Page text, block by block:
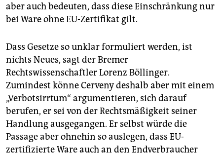
aber auch bedeuten, dass diese Einschränkung nur
bei Ware ohne EU-Zertifikat gilt.
Dass Gesetze so unklar formuliert werden, ist
nichts Neues, sagt der Bremer
Rechtswissenschaftler Lorenz Böllinger.
Zumindest könne Cerveny deshalb aber mit einem
„Verbotsirrtum“ argumentieren, sich darauf
berufen, er sei von der Rechtsmäßigkeit seiner
Handlung ausgegangen. Er selbst würde die
Passage aber ohnehin so auslegen, dass EU-
zertifizierte Ware auch an den Endverbraucher